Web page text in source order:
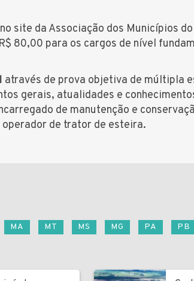
no site da Associação dos Municípios
80,00 para os cargos de nível
através de prova objetiva de múltipla
gerais, atualidades e
de manutenção e
de trator de esteira.
MA MT MS MG PA PB